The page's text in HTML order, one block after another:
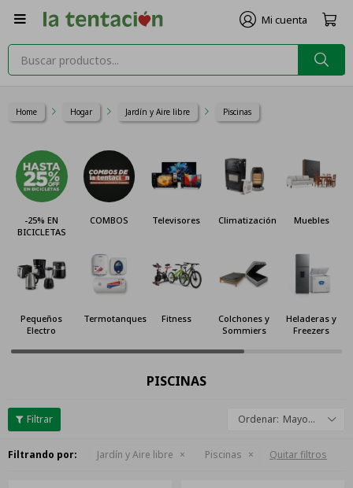

Home Hogar Jardín y Aire libre Piscinas
-25% EN
BICICLETAS
COMBOS Televisores Climatización Muebles
Pequeños
Electro
Termotanques Fitness
Colchones y
Sommiers
Heladeras y
Freezers
PISCINAS
Mayor descuento
Filtrando por: Jardín y Aire libre Piscinas Quitar filtros